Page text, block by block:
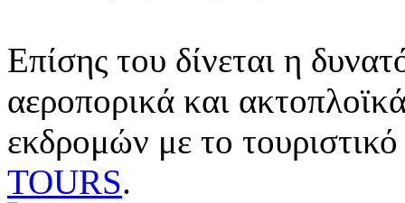
Επίσης του δίνεται η
αεροπορικά και
εκδρομών με το
TOURS.